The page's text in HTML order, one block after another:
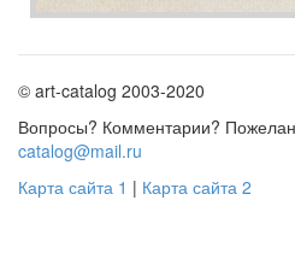
© art-catalog 2003-2020
Вопросы? Комментарии?
catalog@mail.ru
Карта сайта 1 | Карта сайта 2